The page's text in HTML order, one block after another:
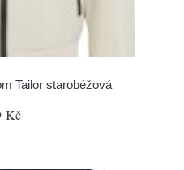
Tailor starobéžová
Kč